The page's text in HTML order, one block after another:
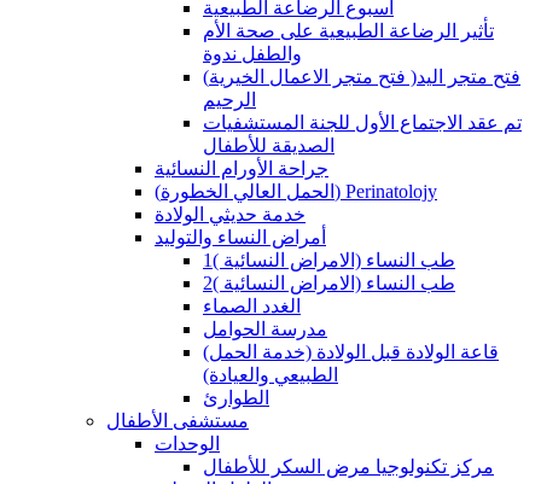
أسبوع الرضاعة الطبيعية
تأثير الرضاعة الطبيعية على صحة الأم
والطفل ندوة
(فتح متجر الاعمال الخيرية )فتح متجر اليد
الرحيم
تم عقد الاجتماع الأول للجنة المستشفيات
الصديقة للأطفال
جراحة الأورام النسائية
(الحمل العالي الخطورة) Perinatolojy
خدمة حديثي الولادة
أمراض النساء والتوليد
طب النساء (الامراض النسائية )1
طب النساء (الامراض النسائية )2
الغدد الصماء
مدرسة الحوامل
(قاعة الولادة قبل الولادة (خدمة الحمل
الطبيعي والعيادة)
الطوارئ
مستشفى الأطفال
الوحدات
مركز تكنولوجيا مرض السكر للأطفال